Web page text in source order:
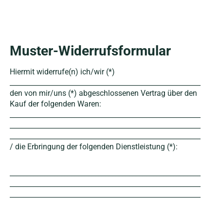
Muster-Widerrufsformular
Hiermit widerrufe(n) ich/wir (*)
den von mir/uns (*) abgeschlossenen Vertrag über den
Kauf der folgenden Waren:
/ die Erbringung der folgenden Dienstleistung (*):